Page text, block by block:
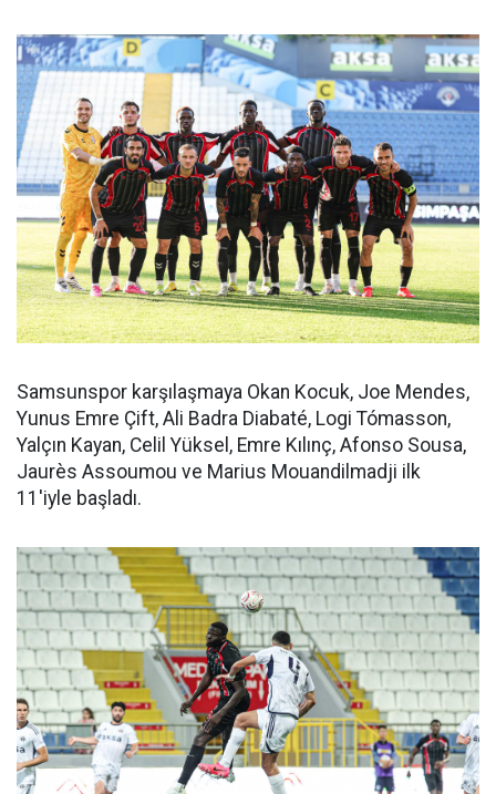
Samsunspor karşılaşmaya Okan Kocuk, Joe Mendes,
Yunus Emre Çift, Ali Badra Diabaté, Logi Tómasson,
Yalçın Kayan, Celil Yüksel, Emre Kılınç, Afonso Sousa,
Jaurès Assoumou ve Marius Mouandilmadji ilk
11'iyle başladı.